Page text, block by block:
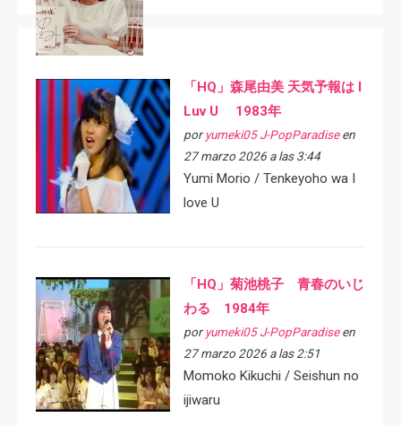
「HQ」森尾由美 天気予報は I
Luv U 1983年
por yumeki05 J-PopParadiseen
27 marzo 2026 a las 3:44
Yumi Morio / Tenkeyoho wa I
love U
「HQ」菊池桃子 青春のいじ
わる 1984年
por yumeki05 J-PopParadiseen
27 marzo 2026 a las 2:51
Momoko Kikuchi / Seishun no
ijiwaru